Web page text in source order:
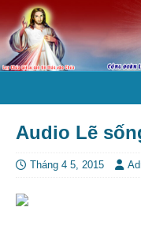
Audio Lẽ
Tháng 4 5, 2015